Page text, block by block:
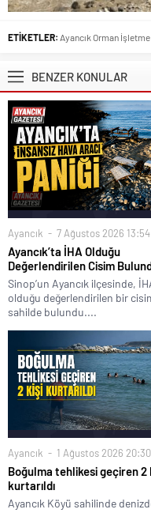
ETİKETLER: Ayancık Orman İşletme
BENZER KONULAR
Ayancık 7 Ağustos 2026 13:54
Ayancık’ta İHA Olduğu
Değerlendirilen Cisim
Sinop’un Ayancık ilçesinde,
olduğu değerlendirilen bir
sahilde bulundu....
Ayancık 1 Ağustos 2026 20:30
Boğulma tehlikesi geçiren 2
kurtarıldı
Ayancık Köyü sahilinde